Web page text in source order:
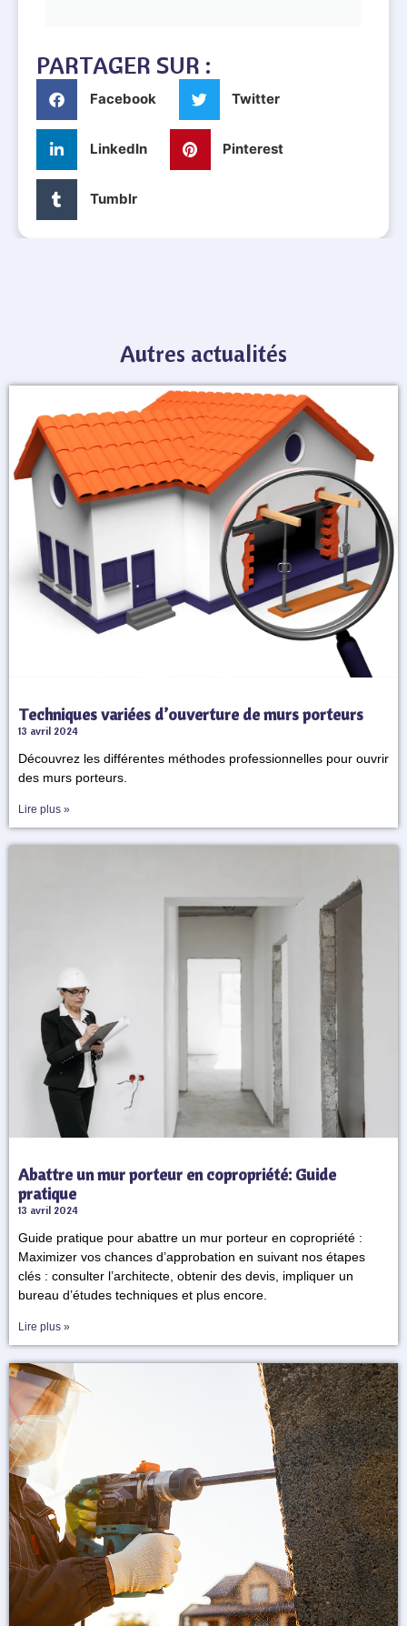
PARTAGER SUR :
Facebook Twitter
LinkedIn Pinterest
Tumblr
Autres actualités
Techniques variées d’ouverture de murs porteurs
13 avril 2024
Découvrez les différentes méthodes professionnelles pour ouvrir
des murs porteurs.
Lire plus »
Abattre un mur porteur en copropriété: Guide
pratique
13 avril 2024
Guide pratique pour abattre un mur porteur en copropriété :
Maximizer vos chances d’approbation en suivant nos étapes
clés : consulter l’architecte, obtenir des devis, impliquer un
bureau d’études techniques et plus encore.
Lire plus »
Notre bureau d’études se spécialise dans la manipulation et
la modification des murs.
Avec une équipe expérimentée et dévouée à l’excellence,
nous garantissons des interventions précises et fiables pour
vos besoins structurels. Que ce soit pour des diagnostics,
des ouvertures ou des renforcements de planchers, « Mon
Mur Porteur » est votre partenaire de confiance pour des